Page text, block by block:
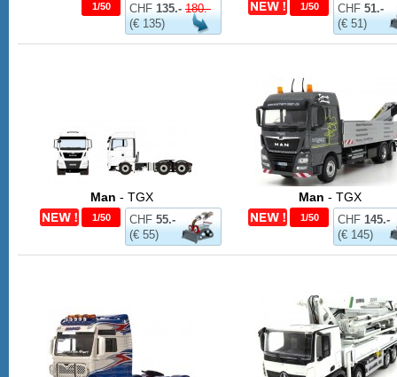
CHF 135.- 180.-
(€ 135)
1/50 CHF 51.-
(€ 51)
1/50
Man - TGX
CHF 55.-
(€ 55)
1/50
Man - TGX
CHF 145.-
(€ 145)
1/50